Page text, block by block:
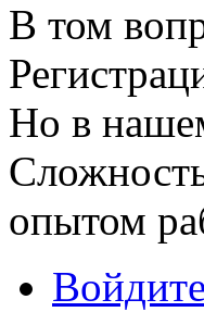
В том
Но в
опытом